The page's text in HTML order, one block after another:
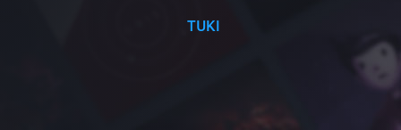
TUKI